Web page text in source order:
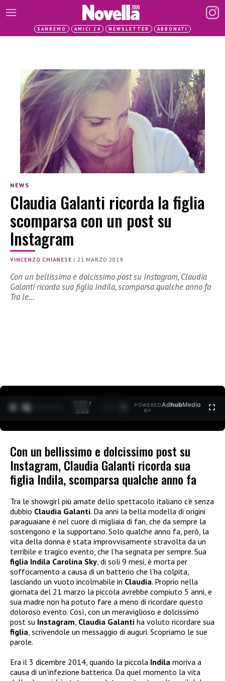
SANREMO AMICI 24 NEWSLETTER ABBONATI
NEWS
Claudia Galanti ricorda la figlia
scomparsa con un post su
Instagram
VINCENZO CHIANESE |21 MARZO 2019
Con un bellissimo e dolcissimo post su Instagram, Claudia
Galanti ricorda sua figlia Indila, scomparsa qualche anno fa
Tra le…
0:30 /
3:35
POWERED
BY
AdhubMedia
Con un bellissimo e dolcissimo post su
Instagram, Claudia Galanti ricorda sua
figlia Indila, scomparsa qualche anno fa
Tra le showgirl più amate dello spettacolo italiano c’è senza
dubbio Claudia Galanti. Da anni la bella modella di origini
paraguaiane è nel cuore di migliaia di fan, che da sempre la
sostengono e la supportano. Solo qualche anno fa, però, la
vita della donna è stata improvvisamente stravolta da un
terribile e tragico evento, che l’ha segnata per sempre. Sua
figlia Indila Carolina Sky, di soli 9 mesi, è morta per
soffocamento a causa di un batterio che l’ha colpita,
lasciando un vuoto incolmabile in Claudia. Proprio nella
giornata del 21 marzo la piccola avrebbe compiuto 5 anni, e
sua madre non ha potuto fare a meno di ricordare questo
doloroso evento. Così, con un meraviglioso e dolcissimo
post su Instagram, Claudia Galanti ha voluto ricordare sua
figlia, scrivendole un messaggio di auguri. Scopriamo le sue
parole.
Era il 3 dicembre 2014, quando la piccola Indila moriva a
causa di un’infezione batterica. Da quel momento la vita